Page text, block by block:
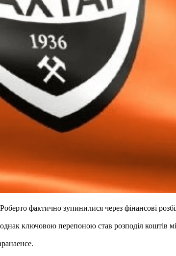
фактично зупинилися через фінансові
ключовою перепоною став розподіл коштів